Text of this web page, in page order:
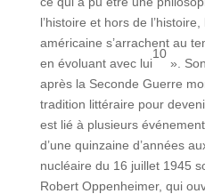
l’histoire et hors de
américaine s’arrachent au
en évoluant avec lui
10
».
après la Seconde Guerre
tradition littéraire pour
est lié à plusieurs
d’une quinzaine d’années
nucléaire du 16 juillet 1945
Robert Oppenheimer, qui